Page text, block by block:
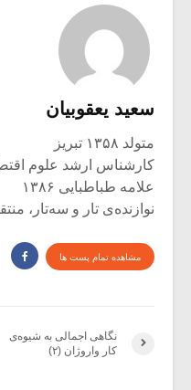
سعید یعقوبیان
متولد ۱۳۵۸ تبریز
کارشناس ارشد علوم
علامه طباطبایی ۱۳۸۶
نوازنده‌ی تار و سه‌تار،
مشاهده تمام پست ها
نگاهی اجمالی به شیوه‌ی
کار واروژان (۲)